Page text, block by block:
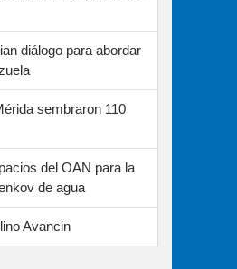
diálogo para abordar
sembraron 110
del OAN para la
de agua
Avancin